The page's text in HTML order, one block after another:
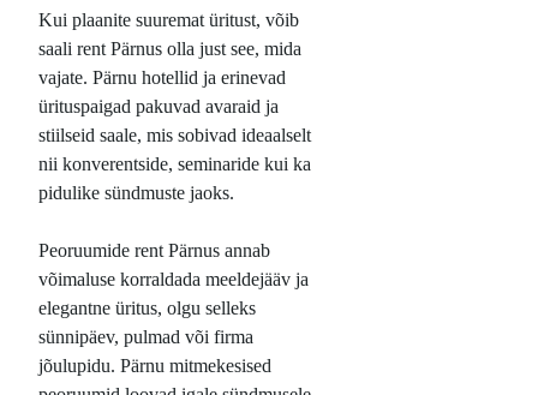
Kui plaanite suuremat üritust, võib
saali rent Pärnus olla just see, mida
vajate. Pärnu hotellid ja erinevad
ürituspaigad pakuvad avaraid ja
stiilseid saale, mis sobivad ideaalselt
nii konverentside, seminaride kui ka
pidulike sündmuste jaoks.
Peoruumide rent Pärnus annab
võimaluse korraldada meeldejääv ja
elegantne üritus, olgu selleks
sünnipäev, pulmad või firma
jõulupidu. Pärnu mitmekesised